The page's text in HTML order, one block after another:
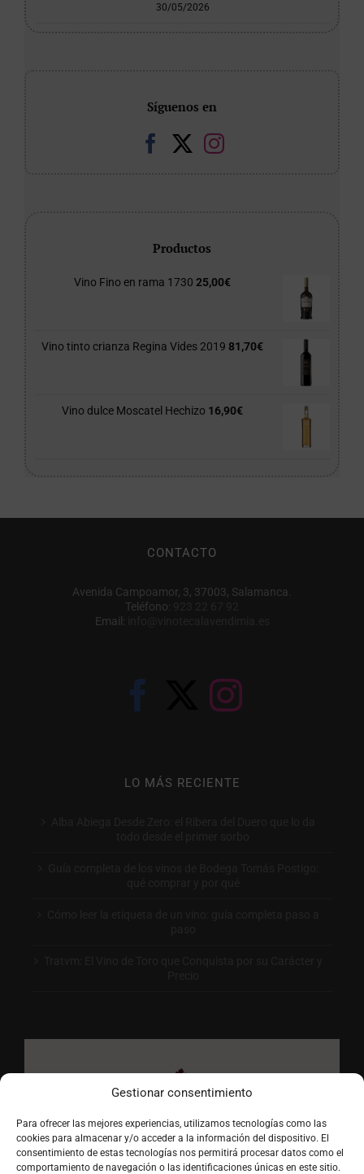
Gestionar consentimiento
Para ofrecer las mejores experiencias, utilizamos tecnologías como las
cookies para almacenar y/o acceder a la información del dispositivo. El
consentimiento de estas tecnologías nos permitirá procesar datos como el
comportamiento de navegación o las identificaciones únicas en este sitio.
30/05/2026
Síguenos en
Productos
Vino Fino en rama 1730 25,00€
Vino tinto crianza Regina Vides 2019 81,70€
Vino dulce Moscatel Hechizo 16,90€
CONTACTO
Avenida Campoamor, 3, 37003, Salamanca.
Teléfono:
Email:
LO MÁS RECIENTE